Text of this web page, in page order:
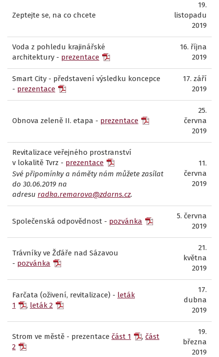
Zeptejte se, na co chcete
19.
listopadu
2019
Voda z pohledu krajinářské
architektury - prezentace
16. října
2019
Smart City - představení výsledku koncepce
- prezentace
17. září
2019
Obnova zeleně II. etapa - prezentace
25.
června
2019
Revitalizace veřejného prostranství
v lokalitě Tvrz - prezentace
Své připomínky a náměty nám můžete zasílat
do 30.06.2019 na
adresu radka.remarova@zdarns.cz.
11.
června
2019
Společenská odpovědnost - pozvánka
5. června
2019
Trávníky ve Žďáře nad Sázavou
- pozvánka
21.
května
2019
Farčata (oživení, revitalizace) - leták
1
, leták 2
17.
dubna
2019
Strom ve městě - prezentace část 1 , část
2
19.
března
2019